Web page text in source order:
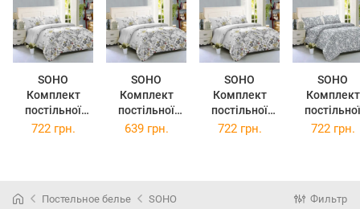
SOHO
Комплект
постільної
білизни євро
1)
SOHO
Комплект
постільної
білизни
(WY23-513-9A-
SOHO
Комплект
постільної
білизни
SOHO
Комплект
постільної
білизни євро
722 грн. 639 грн. 722 грн. 722 грн.
Постельное белье SOHO Фильтр